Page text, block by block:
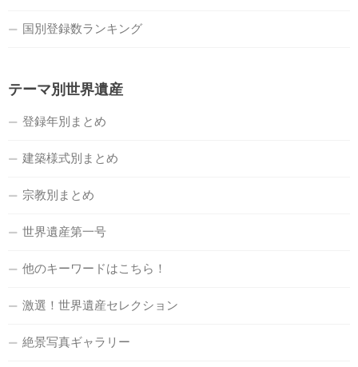
国別登録数ランキング
テーマ別世界遺産
登録年別まとめ
建築様式別まとめ
宗教別まとめ
世界遺産第一号
他のキーワードはこちら！
激選！世界遺産セレクション
絶景写真ギャラリー